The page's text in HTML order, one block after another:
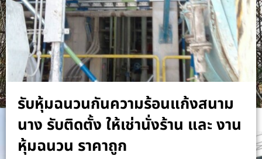
รับหุ้มฉนวนกันความร้อนแก้งสนาม
นาง รับติดตั้ง ให้เช่านั่งร้าน และ งาน
หุ้มฉนวน ราคาถูก